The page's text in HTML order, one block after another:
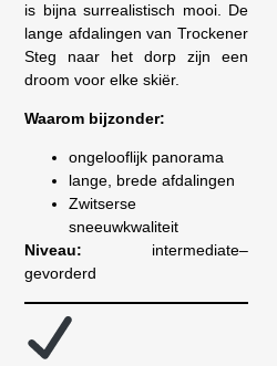
is bijna surrealistisch mooi. De
lange afdalingen van Trockener
Steg naar het dorp zijn een
droom voor elke skiër.
Waarom bijzonder:
ongelooflijk panorama
lange, brede afdalingen
Zwitserse
sneeuwkwaliteit
Niveau: intermediate–
gevorderd